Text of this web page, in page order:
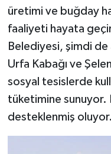
üretimi ve buğday
faaliyeti hayata
Belediyesi, şimdi
Urfa Kabağı ve
sosyal tesislerde
tüketimine sunuyor.
desteklenmiş oluyor.